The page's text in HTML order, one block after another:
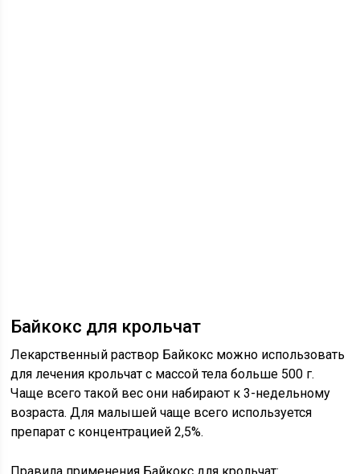
Байкокс для крольчат
Лекарственный раствор Байкокс можно использовать
для лечения крольчат с массой тела больше 500 г.
Чаще всего такой вес они набирают к 3-недельному
возраста. Для малышей чаще всего используется
препарат с концентрацией 2,5%.
Правила применения Байкокс для крольчат: